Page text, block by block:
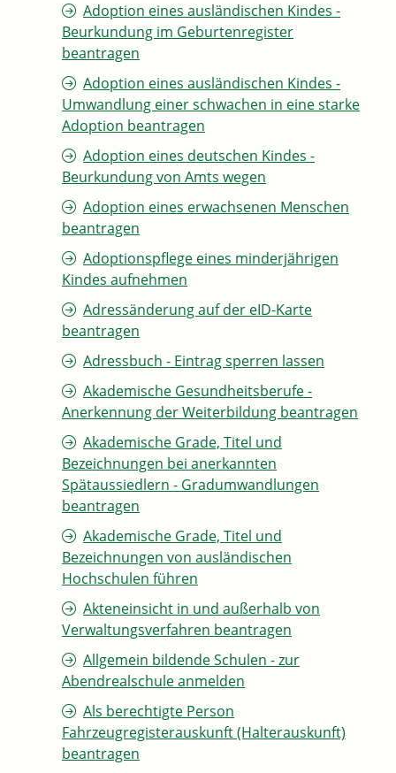
Adoption eines ausländischen Kindes -
Beurkundung im Geburtenregister
beantragen
Adoption eines ausländischen Kindes -
Umwandlung einer schwachen in eine starke
Adoption beantragen
Adoption eines deutschen Kindes -
Beurkundung von Amts wegen
Adoption eines erwachsenen Menschen
beantragen
Adoptionspflege eines minderjährigen
Kindes aufnehmen
Adressänderung auf der eID-Karte
beantragen
Adressbuch - Eintrag sperren lassen
Akademische Gesundheitsberufe -
Anerkennung der Weiterbildung beantragen
Akademische Grade, Titel und
Bezeichnungen bei anerkannten
Spätaussiedlern - Gradumwandlungen
beantragen
Akademische Grade, Titel und
Bezeichnungen von ausländischen
Hochschulen führen
Akteneinsicht in und außerhalb von
Verwaltungsverfahren beantragen
Allgemein bildende Schulen - zur
Abendrealschule anmelden
Als berechtigte Person
Fahrzeugregisterauskunft (Halterauskunft)
beantragen